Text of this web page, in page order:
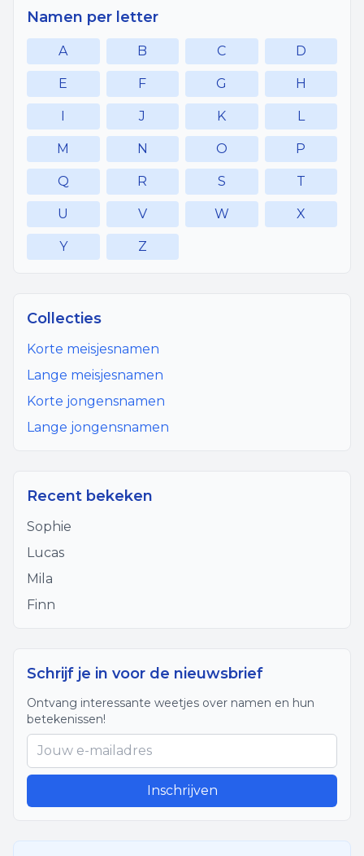
Namen per letter
A B C D
E F G H
I J K L
M N O P
Q R S T
U V W X
Y Z
Collecties
Korte meisjesnamen
Lange meisjesnamen
Korte jongensnamen
Lange jongensnamen
Recent bekeken
Sophie
Lucas
Mila
Finn
Schrijf je in voor de nieuwsbrief
Ontvang interessante weetjes over namen en hun
betekenissen!
Inschrijven